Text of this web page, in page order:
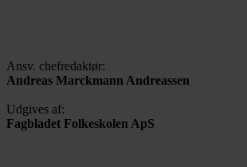
Ansv. chefredaktør:
Andreas Marckmann Andreassen
Udgives af:
Fagbladet Folkeskolen ApS